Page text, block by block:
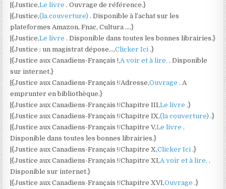
|{Justice,Le livre . Ouvrage de référence.}
|{Justice,(la couverture) . Disponible à l’achat sur les
plateformes Amazon, Fnac, Cultura ….}
|{Justice,Le livre . Disponible dans toutes les bonnes librairies.}
|{Justice : un magistrat dépose…,Clicker Ici .}
|{Justice aux Canadiens-Français !,A voir et à lire. . Disponible
sur internet.}
|{Justice aux Canadiens-Français !/Adresse,Ouvrage . A
emprunter en bibliothèque.}
|{Justice aux Canadiens-Français !/Chapitre III,Le livre .}
|{Justice aux Canadiens-Français !/Chapitre IX,(la couverture) .}
|{Justice aux Canadiens-Français !/Chapitre V,Le livre .
Disponible dans toutes les bonnes librairies.}
|{Justice aux Canadiens-Français !/Chapitre X,Clicker Ici .}
|{Justice aux Canadiens-Français !/Chapitre XI,A voir et à lire. .
Disponible sur internet.}
|{Justice aux Canadiens-Français !/Chapitre XVI,Ouvrage .}